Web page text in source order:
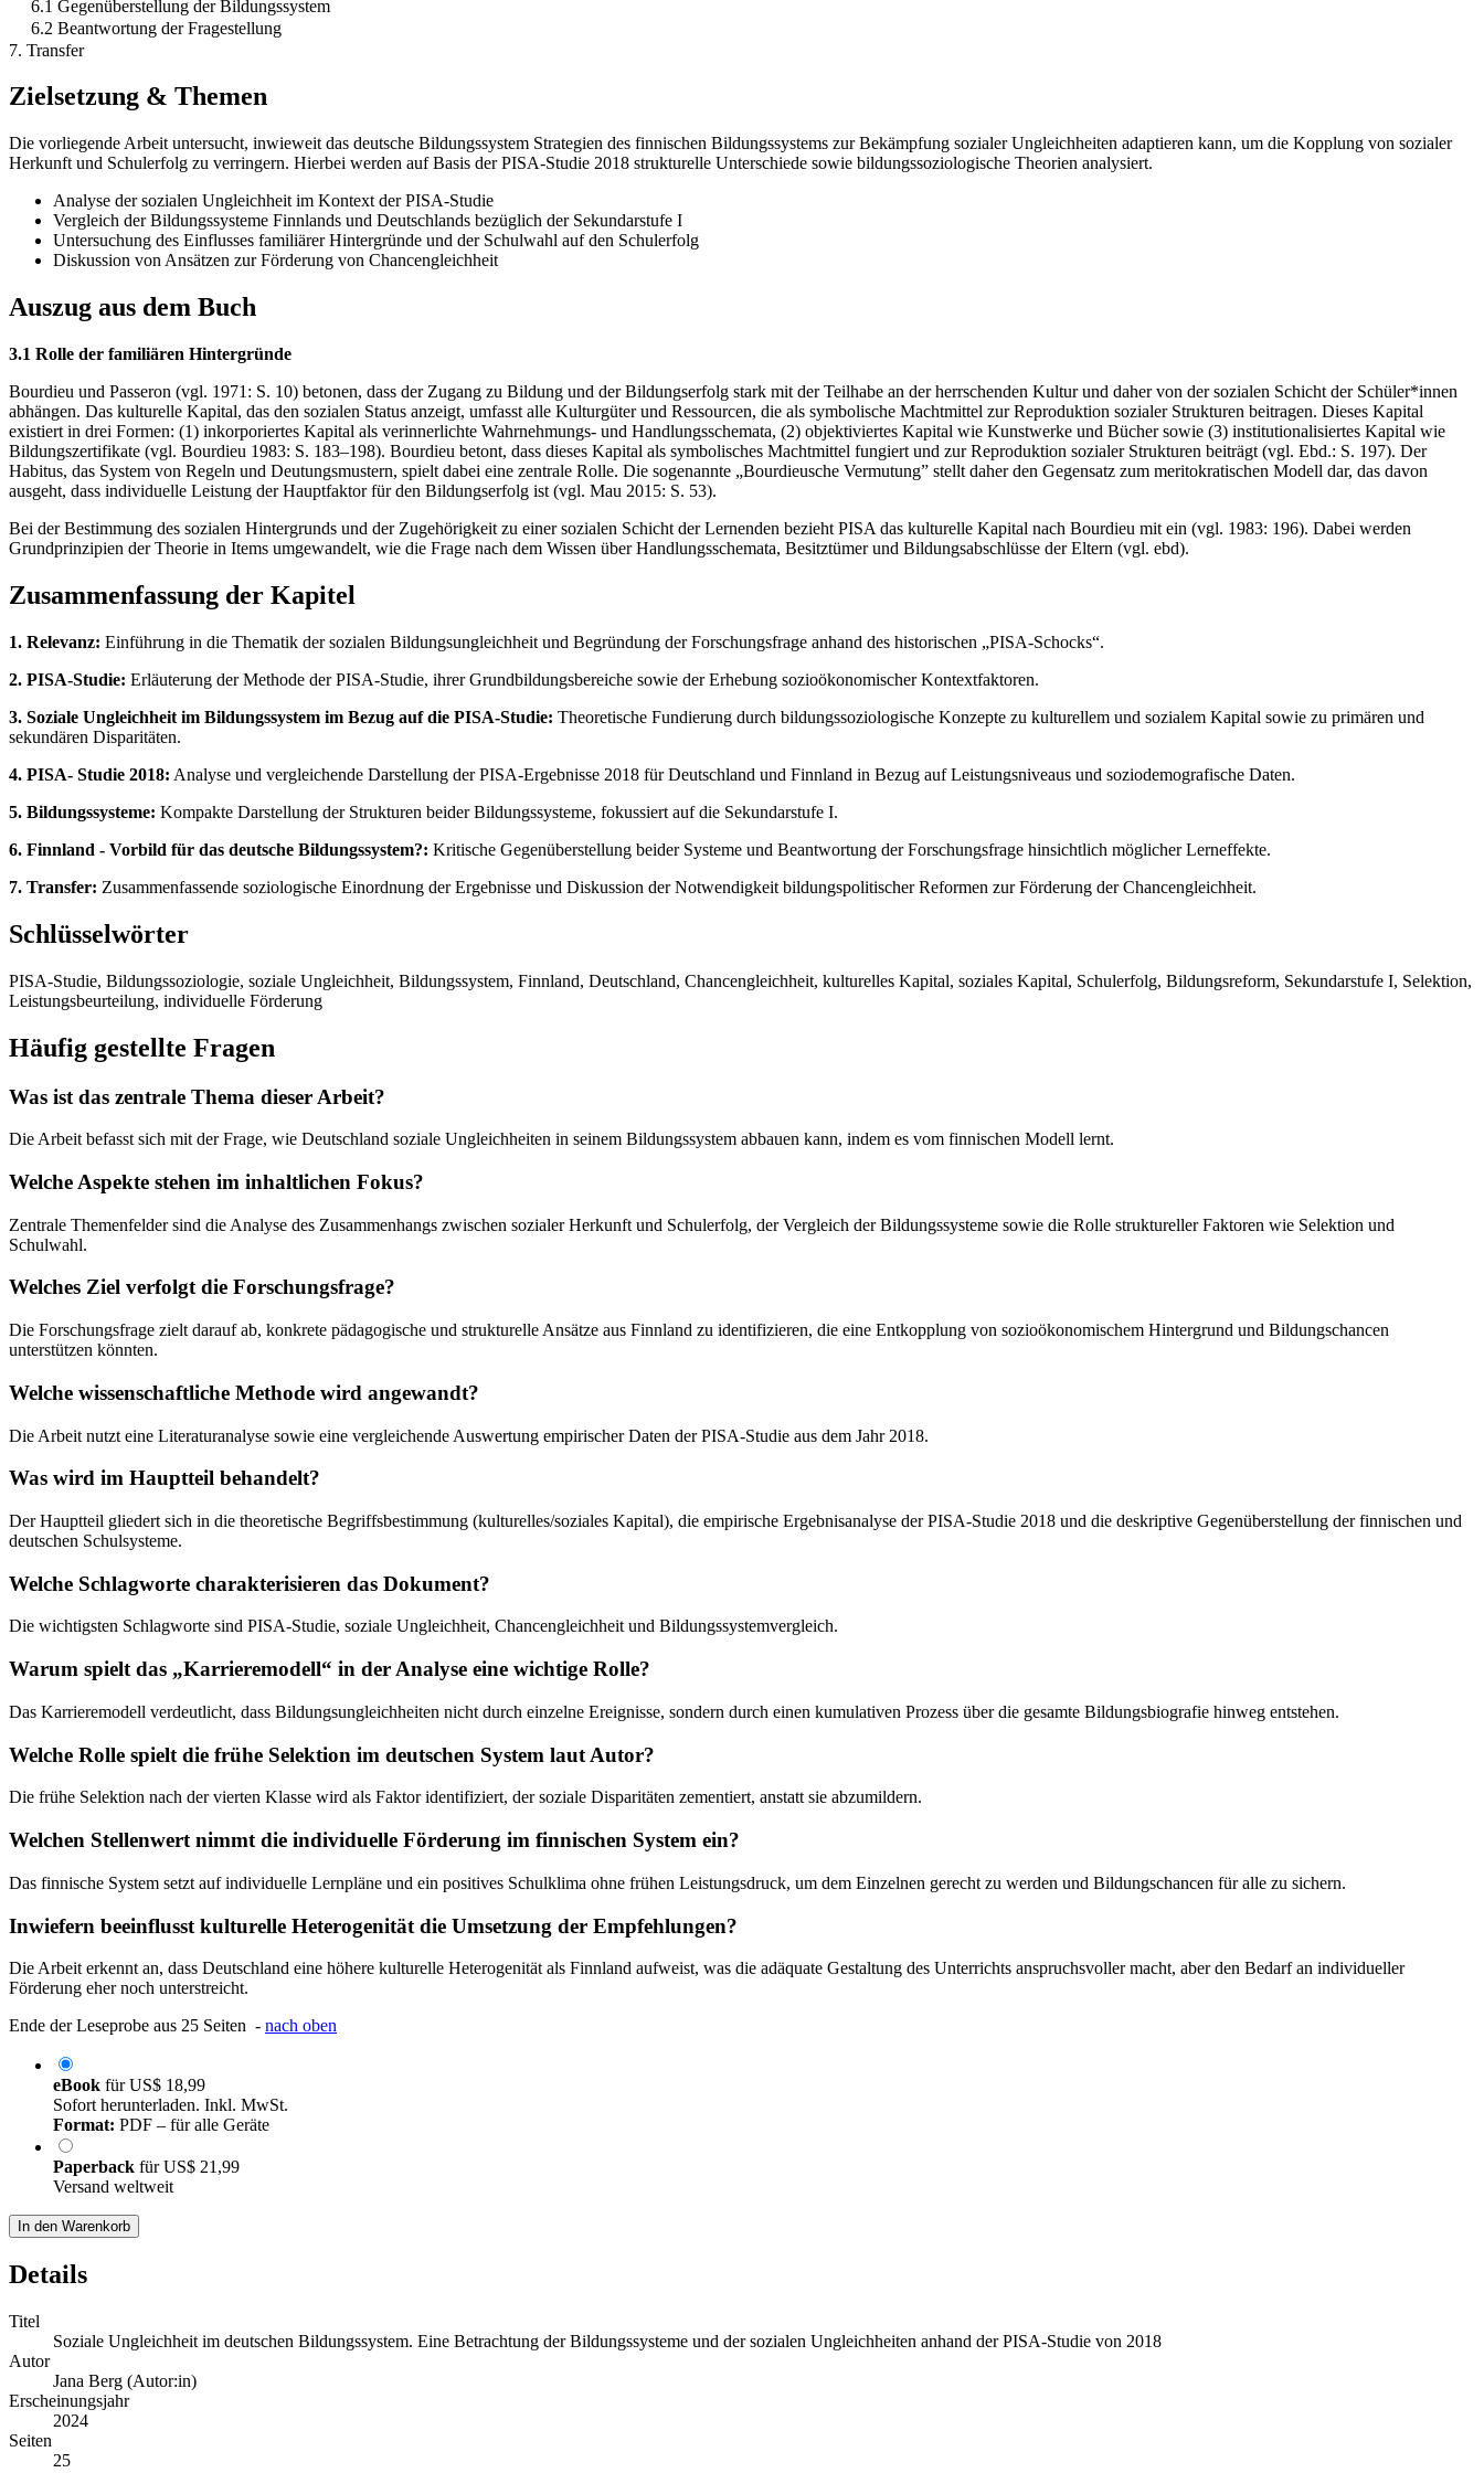
6.1 Gegenüberstellung der Bildungssystem
6.2 Beantwortung der Fragestellung
7. Transfer
Zielsetzung & Themen
Die vorliegende Arbeit untersucht, inwieweit das deutsche Bildungssystem Strategien des finnischen Bildungssystems zur Bekämpfung sozialer Ungleichheiten adaptieren kann, um die Kopplung von sozialer
Herkunft und Schulerfolg zu verringern. Hierbei werden auf Basis der PISA-Studie 2018 strukturelle Unterschiede sowie bildungssoziologische Theorien analysiert.
Analyse der sozialen Ungleichheit im Kontext der PISA-Studie
Vergleich der Bildungssysteme Finnlands und Deutschlands bezüglich der Sekundarstufe I
Untersuchung des Einflusses familiärer Hintergründe und der Schulwahl auf den Schulerfolg
Diskussion von Ansätzen zur Förderung von Chancengleichheit
Auszug aus dem Buch
3.1 Rolle der familiären Hintergründe
Bourdieu und Passeron (vgl. 1971: S. 10) betonen, dass der Zugang zu Bildung und der Bildungserfolg stark mit der Teilhabe an der herrschenden Kultur und daher von der sozialen Schicht der Schüler*innen
abhängen. Das kulturelle Kapital, das den sozialen Status anzeigt, umfasst alle Kulturgüter und Ressourcen, die als symbolische Machtmittel zur Reproduktion sozialer Strukturen beitragen. Dieses Kapital
existiert in drei Formen: (1) inkorporiertes Kapital als verinnerlichte Wahrnehmungs- und Handlungsschemata, (2) objektiviertes Kapital wie Kunstwerke und Bücher sowie (3) institutionalisiertes Kapital wie
Bildungszertifikate (vgl. Bourdieu 1983: S. 183–198). Bourdieu betont, dass dieses Kapital als symbolisches Machtmittel fungiert und zur Reproduktion sozialer Strukturen beiträgt (vgl. Ebd.: S. 197). Der
Habitus, das System von Regeln und Deutungsmustern, spielt dabei eine zentrale Rolle. Die sogenannte „Bourdieusche Vermutung” stellt daher den Gegensatz zum meritokratischen Modell dar, das davon
ausgeht, dass individuelle Leistung der Hauptfaktor für den Bildungserfolg ist (vgl. Mau 2015: S. 53).
Bei der Bestimmung des sozialen Hintergrunds und der Zugehörigkeit zu einer sozialen Schicht der Lernenden bezieht PISA das kulturelle Kapital nach Bourdieu mit ein (vgl. 1983: 196). Dabei werden
Grundprinzipien der Theorie in Items umgewandelt, wie die Frage nach dem Wissen über Handlungsschemata, Besitztümer und Bildungsabschlüsse der Eltern (vgl. ebd).
Zusammenfassung der Kapitel
1. Relevanz: Einführung in die Thematik der sozialen Bildungsungleichheit und Begründung der Forschungsfrage anhand des historischen „PISA-Schocks“.
2. PISA-Studie: Erläuterung der Methode der PISA-Studie, ihrer Grundbildungsbereiche sowie der Erhebung sozioökonomischer Kontextfaktoren.
3. Soziale Ungleichheit im Bildungssystem im Bezug auf die PISA-Studie: Theoretische Fundierung durch bildungssoziologische Konzepte zu kulturellem und sozialem Kapital sowie zu primären und
sekundären Disparitäten.
4. PISA- Studie 2018: Analyse und vergleichende Darstellung der PISA-Ergebnisse 2018 für Deutschland und Finnland in Bezug auf Leistungsniveaus und soziodemografische Daten.
5. Bildungssysteme: Kompakte Darstellung der Strukturen beider Bildungssysteme, fokussiert auf die Sekundarstufe I.
6. Finnland - Vorbild für das deutsche Bildungssystem?: Kritische Gegenüberstellung beider Systeme und Beantwortung der Forschungsfrage hinsichtlich möglicher Lerneffekte.
7. Transfer: Zusammenfassende soziologische Einordnung der Ergebnisse und Diskussion der Notwendigkeit bildungspolitischer Reformen zur Förderung der Chancengleichheit.
Schlüsselwörter
PISA-Studie, Bildungssoziologie, soziale Ungleichheit, Bildungssystem, Finnland, Deutschland, Chancengleichheit, kulturelles Kapital, soziales Kapital, Schulerfolg, Bildungsreform, Sekundarstufe I, Selektion,
Leistungsbeurteilung, individuelle Förderung
Häufig gestellte Fragen
Was ist das zentrale Thema dieser Arbeit?
Die Arbeit befasst sich mit der Frage, wie Deutschland soziale Ungleichheiten in seinem Bildungssystem abbauen kann, indem es vom finnischen Modell lernt.
Welche Aspekte stehen im inhaltlichen Fokus?
Zentrale Themenfelder sind die Analyse des Zusammenhangs zwischen sozialer Herkunft und Schulerfolg, der Vergleich der Bildungssysteme sowie die Rolle struktureller Faktoren wie Selektion und
Schulwahl.
Welches Ziel verfolgt die Forschungsfrage?
Die Forschungsfrage zielt darauf ab, konkrete pädagogische und strukturelle Ansätze aus Finnland zu identifizieren, die eine Entkopplung von sozioökonomischem Hintergrund und Bildungschancen
unterstützen könnten.
Welche wissenschaftliche Methode wird angewandt?
Die Arbeit nutzt eine Literaturanalyse sowie eine vergleichende Auswertung empirischer Daten der PISA-Studie aus dem Jahr 2018.
Was wird im Hauptteil behandelt?
Der Hauptteil gliedert sich in die theoretische Begriffsbestimmung (kulturelles/soziales Kapital), die empirische Ergebnisanalyse der PISA-Studie 2018 und die deskriptive Gegenüberstellung der finnischen und
deutschen Schulsysteme.
Welche Schlagworte charakterisieren das Dokument?
Die wichtigsten Schlagworte sind PISA-Studie, soziale Ungleichheit, Chancengleichheit und Bildungssystemvergleich.
Warum spielt das „Karrieremodell“ in der Analyse eine wichtige Rolle?
Das Karrieremodell verdeutlicht, dass Bildungsungleichheiten nicht durch einzelne Ereignisse, sondern durch einen kumulativen Prozess über die gesamte Bildungsbiografie hinweg entstehen.
Welche Rolle spielt die frühe Selektion im deutschen System laut Autor?
Die frühe Selektion nach der vierten Klasse wird als Faktor identifiziert, der soziale Disparitäten zementiert, anstatt sie abzumildern.
Welchen Stellenwert nimmt die individuelle Förderung im finnischen System ein?
Das finnische System setzt auf individuelle Lernpläne und ein positives Schulklima ohne frühen Leistungsdruck, um dem Einzelnen gerecht zu werden und Bildungschancen für alle zu sichern.
Inwiefern beeinflusst kulturelle Heterogenität die Umsetzung der Empfehlungen?
Die Arbeit erkennt an, dass Deutschland eine höhere kulturelle Heterogenität als Finnland aufweist, was die adäquate Gestaltung des Unterrichts anspruchsvoller macht, aber den Bedarf an individueller
Förderung eher noch unterstreicht.
Ende der Leseprobe aus 25 Seiten - nach oben
eBook fürUS$ 18,99
Sofort herunterladen. Inkl. MwSt.
Format: PDF – für alle Geräte
Paperback fürUS$ 21,99
Versand weltweit
In den Warenkorb
Details
Titel
Soziale Ungleichheit im deutschen Bildungssystem. Eine Betrachtung der Bildungssysteme und der sozialen Ungleichheiten anhand der PISA-Studie von 2018
Autor
Jana Berg (Autor:in)
Erscheinungsjahr
2024
Seiten
25